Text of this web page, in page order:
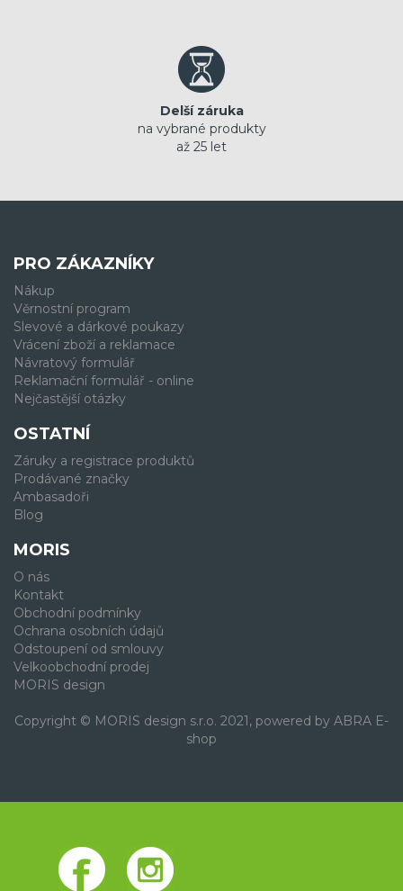
Delší záruka
na vybrané produkty
až 25 let
PRO ZÁKAZNÍKY
Nákup
Věrnostní program
Slevové a dárkové poukazy
Vrácení zboží a reklamace
Návratový formulář
Reklamační formulář - online
Nejčastější otázky
OSTATNÍ
Záruky a registrace produktů
Prodávané značky
Ambasadoři
Blog
MORIS
O nás
Kontakt
Obchodní podmínky
Ochrana osobních údajů
Odstoupení od smlouvy
Velkoobchodní prodej
MORIS design
Copyright © MORIS design s.r.o. 2021, powered by ABRA E-
shop